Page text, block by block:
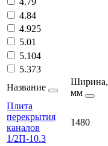
4.84
4.925
5.01
5.104
5.373
Название
Ширина,
мм
Плита
перекрытия
каналов
1/2П-10.3
1480